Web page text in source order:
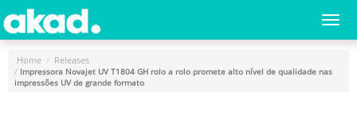
Menu
Principal
Home
Home Releases
Impressora Novajet UV T1804 GH rolo a rolo promete alto nível de qualidade nas
impressões UV de grande formato